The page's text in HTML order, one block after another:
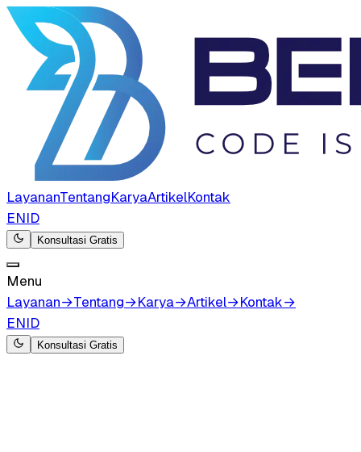
LayananTentangKaryaArtikelKontak
ENID
Konsultasi Gratis
Menu
Layanan→Tentang→Karya→Artikel→Kontak→
ENID
Konsultasi Gratis